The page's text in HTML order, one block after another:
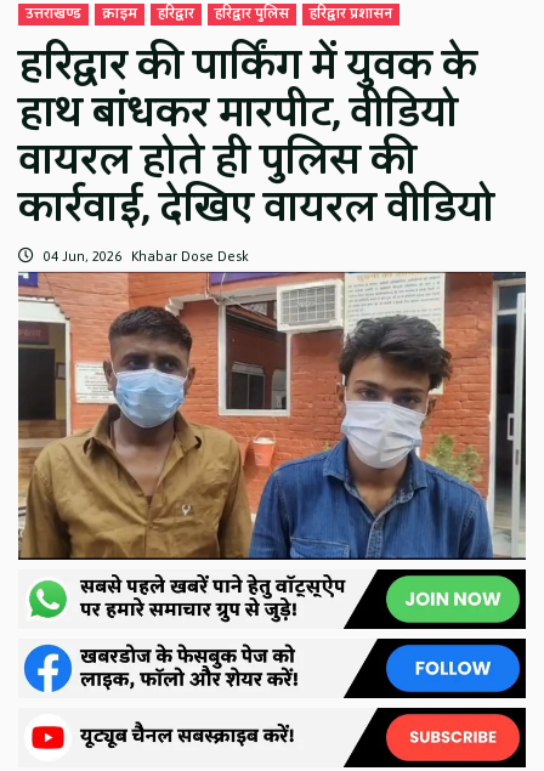
उत्तराखण्ड क्राइम हरिद्वार हरिद्वार पुलिस हरिद्वार प्रशासन
हरिद्वार की पार्किंग में युवक के
हाथ बांधकर मारपीट, वीडियो
वायरल होते ही पुलिस की
कार्रवाई, देखिए वायरल वीडियो
04 Jun, 2026 Khabar Dose Desk